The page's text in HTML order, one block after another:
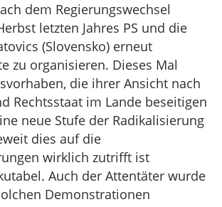
dem Regierungswechsel
letzten Jahres PS und die
(Slovensko) erneut
zu organisieren. Dieses Mal
die ihrer Ansicht nach
Rechtsstaat im Lande beseitigen
neue Stufe der Radikalisierung
dies auf die
wirklich zutrifft ist
Auch der Attentäter wurde
Demonstrationen